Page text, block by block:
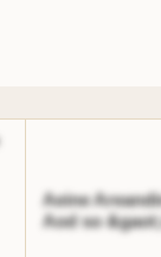
Aeine
Aod so